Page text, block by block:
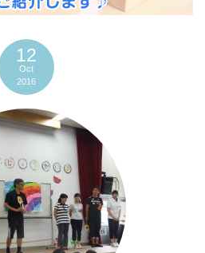
12
Oct
2016